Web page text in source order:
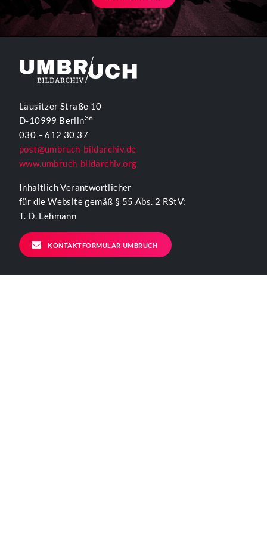
Lausitzer Straße 10
D-10999 Berlin36
030 – 612 30 37
post@umbruch-bildarchiv.de
www.umbruch-bildarchiv.org
Inhaltlich Verantwortlicher
für die Website gemäß § 55 Abs. 2 RStV:
T. D. Lehmann
KONTAKTFORMULAR UMBRUCH